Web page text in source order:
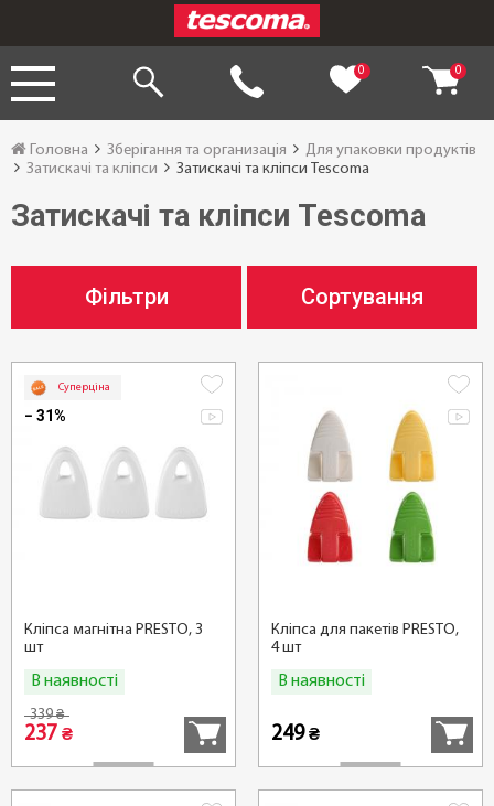
0 0
Головна Зберігання та организація
Для упаковки продуктів
Затискачі та кліпси
Затискачі та кліпси Tescoma
Затискачі та кліпси Tescoma
Фільтри Сортування
Суперціна
− 31%
Кліпса магнітна PRESTO, 3
шт
В наявності
339₴
237₴
Кліпса для пакетів PRESTO,
4 шт
В наявності
249₴